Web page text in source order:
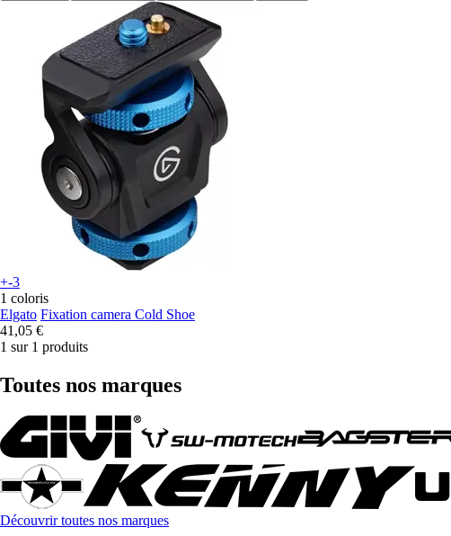
+-3
1 coloris
Elgato Fixation camera Cold Shoe
41,05 €
1 sur 1 produits
Toutes nos marques
Découvrir toutes nos marques